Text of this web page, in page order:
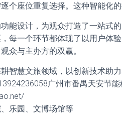
个座位重复选择。这种智能化
能设计，为观众打造了一站式
每一个环节都体现了以用户体
众与主办方的双赢。
智慧文旅领域，以创新技术助
广州市番禺天安节
乐园、文博场馆等